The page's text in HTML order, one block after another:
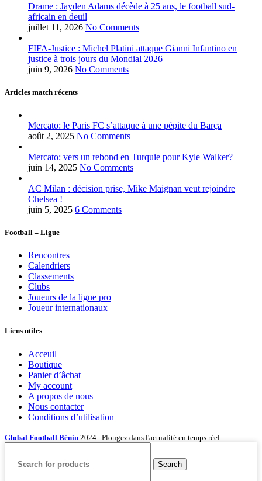
Drame : Jayden Adams décède à 25 ans, le football sud-
africain en deuil
juillet 11, 2026 No Comments
FIFA-Justice : Michel Platini attaque Gianni Infantino en
justice à trois jours du Mondial 2026
juin 9, 2026 No Comments
Articles match récents
Mercato: le Paris FC s’attaque à une pépite du Barça
août 2, 2025 No Comments
Mercato: vers un rebond en Turquie pour Kyle Walker?
juin 14, 2025 No Comments
AC Milan : décision prise, Mike Maignan veut rejoindre
Chelsea !
juin 5, 2025 6 Comments
Football – Ligue
Rencontres
Calendriers
Classements
Clubs
Joueurs de la ligue pro
Joueur internationaux
Liens utiles
Acceuil
Boutique
Panier d’âchat
My account
A propos de nous
Nous contacter
Conditions d’utilisation
Global Football Bénin 2024 . Plongez dans l'actualité en temps réel
Search